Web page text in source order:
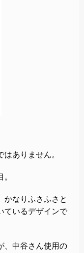
ありません。
かなりふさふさと
ているデザインで
、中谷さん使用の